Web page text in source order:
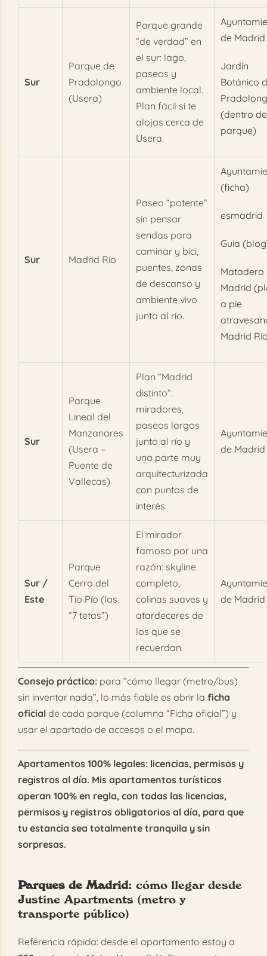
Sur
Parque de
Pradolongo
(Usera)
Parque grande
“de verdad” en
el sur: lago,
paseos y
ambiente local.
Plan fácil si te
alojas cerca de
Usera.
de Madrid
Jardín
Botánico
(dentro
parque)
Sur Madrid Río
Paseo “potente”
sin pensar:
sendas para
caminar y bici,
puentes, zonas
de descanso y
ambiente vivo
junto al río.
(ficha)
esmadrid
Guía
Matadero
Madrid
a pie
Madrid
Sur
Parque
Lineal del
Manzanares
(Usera –
Puente de
Vallecas)
Plan “Madrid
distinto”:
miradores,
paseos largos
junto al río y
una parte muy
arquitecturizada
con puntos de
interés.
de Madrid
Sur /
Este
Parque
Cerro del
Tío Pío (las
“7 tetas”)
El mirador
famoso por una
razón: skyline
completo,
colinas suaves y
atardeceres de
los que se
recuerdan.
de Madrid
Consejo práctico:para “cómo llegar (metro/bus)
sin inventar nada”, lo más fiable es abrir la ficha
oficial de cada parque (columna “Ficha oficial”) y
usar el apartado de accesos o el mapa.
Apartamentos 100% legales: licencias, permisos y
registros al día. Mis apartamentos turísticos
operan 100% en regla, con todas las licencias,
permisos y registros obligatorios al día, para que
tu estancia sea totalmente tranquila y sin
sorpresas.
Parques de Madrid: cómo llegar desde
Justine Apartments (metro y
transporte público)
Referencia rápida: desde el apartamento estoy a